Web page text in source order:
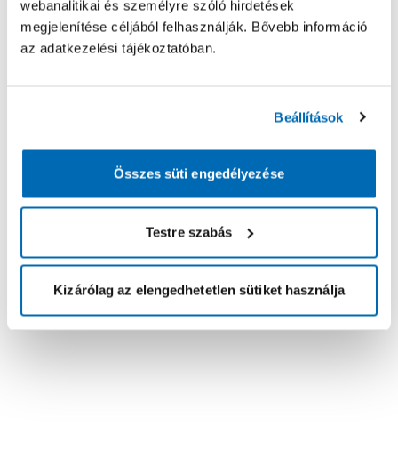
webanalitikai és személyre szóló hirdetések
megjelenítése céljából felhasználják. Bővebb információ
az adatkezelési tájékoztatóban.
Beállítások
Összes süti engedélyezése
Testre szabás
Kizárólag az elengedhetetlen sütiket használja